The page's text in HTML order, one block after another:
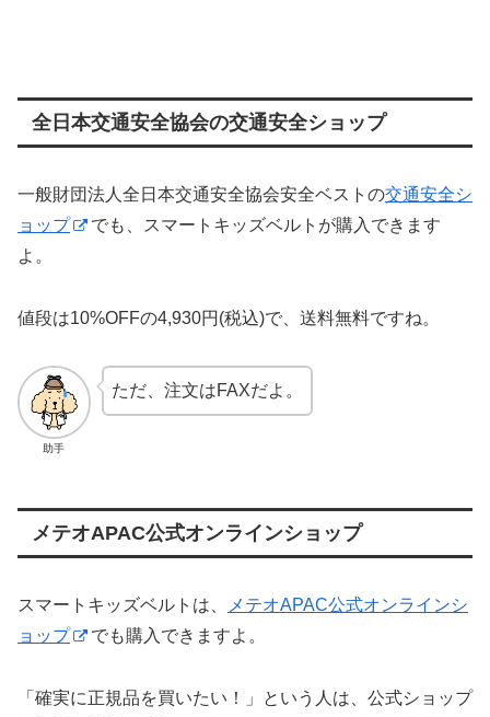
全日本交通安全協会の交通安全ショップ
一般財団法人全日本交通安全協会安全ベストの交通安全シ
ョップ
でも、スマートキッズベルトが購入できます
よ。
値段は10%OFFの4,930円(税込)で、送料無料ですね。
助手
ただ、注文はFAXだよ。
メテオAPAC公式オンラインショップ
スマートキッズベルトは、
メテオAPAC公式オンラインシ
ョップ
でも購入できますよ。
「確実に正規品を買いたい！」という人は、公式ショップ